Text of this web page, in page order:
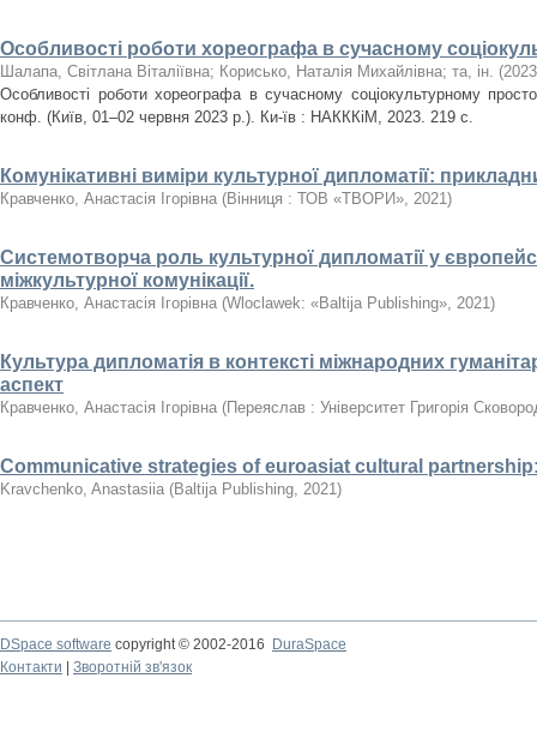
Особливості роботи хореографа в сучасному
Шалапа, Світлана Віталіївна; Корисько, Наталія Михайлівна; та, ін. (2023
Особливості роботи хореографа в сучасному соціокультурному
конф. (Київ, 01–02 червня 2023 р.). Ки-їв : НАКККіМ, 2023. 219 с.
Комунікативні виміри культурної дипломатії:
Кравченко, Анастасія Ігорівна (Вінниця : ТОВ «ТВОРИ», 2021)
Системотворча роль культурної дипломатії у
міжкультурної комунікації.
Кравченко, Анастасія Ігорівна (Wloclawek: «Baltija Publishing», 2021)
Культура дипломатія в контексті міжнародних
аспект
Кравченко, Анастасія Ігорівна (Переяслав : Університет Григорія
Communicative strategies of euroasiat cultural
Kravchenko, Anastasiia (Baltija Publishing, 2021)
DSpace software copyright © 2002-2016
DuraSpace
Контакти
Зворотній зв'язок